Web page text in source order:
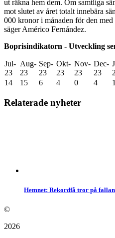
ut räkna hem dem. Om samtliga
mot slutet av året totalt innebära
000 kronor i månaden för den
säger Américo Fernández.
Boprisindikatorn - Utveckling
Jul-
23
Aug-
23
Sep-
23
Okt-
23
Nov-
23
Dec-
23
14
15 6 4 0 4
Relaterade nyheter
Hemnet: Rekordfå tror på
©
2026